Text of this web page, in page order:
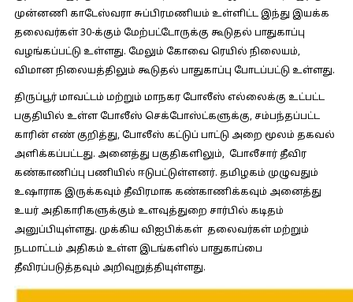
முன்னணி காடேஸ்வரா சுப்பிரமணியம் உள்ளிட்ட இந்து இயக்க
தலைவர்கள் 30-க்கும் மேற்பட்டோருக்கு கூடுதல் பாதுகாப்பு
வழங்கப்பட்டு உள்ளது. மேலும் கோவை ரெயில் நிலையம்,
விமான நிலையத்திலும் கூடுதல் பாதுகாப்பு போடப்பட்டு உள்ளது.
திருப்பூர் மாவட்டம் மற்றும் மாநகர போலீஸ் எல்லைக்கு உட்பட்ட
பகுதியில் உள்ள போலீஸ் செக்போஸ்ட்களுக்கு, சம்பந்தப்பட்ட
காரின் எண் குறித்து, போலீஸ் கட்டுப் பாட்டு அறை மூலம் தகவல்
அளிக்கப்பட்டது. அனைத்து பகுதிகளிலும், போலீசார் தீவிர
கண்காணிப்பு பணியில் ஈடுபட்டுள்ளனர். தமிழகம் முழுவதும்
உஷாராக இருக்கவும் தீவிரமாக கண்காணிக்கவும் அனைத்து
உயர் அதிகாரிகளுக்கும் உளவுத்துறை சார்பில் கடிதம்
அனுப்பியுள்ளது. முக்கிய விஐபிக்கள் தலைவர்கள் மற்றும்
நடமாட்டம் அதிகம் உள்ள இடங்களில் பாதுகாப்பை
தீவிரப்படுத்தவும் அறிவுறுத்தியுள்ளது.